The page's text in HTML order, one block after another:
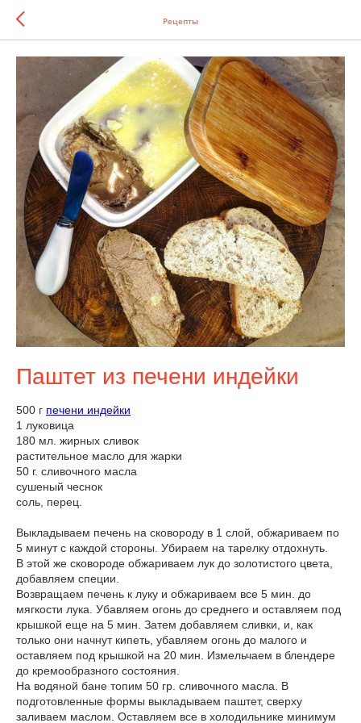
Рецепты
Паштет из печени индейки
500 г печени индейки
1 луковица
180 мл. жирных сливок
растительное масло для жарки
50 г. сливочного масла
сушеный чеснок
соль, перец.
Выкладываем печень на сковороду в 1 слой, обжариваем по
5 минут с каждой стороны. Убираем на тарелку отдохнуть.
В этой же сковороде обжариваем лук до золотистого цвета,
добавляем специи.
Возвращаем печень к луку и обжариваем все 5 мин. до
мягкости лука. Убавляем огонь до среднего и оставляем под
крышкой еще на 5 мин. Затем добавляем сливки, и, как
только они начнут кипеть, убавляем огонь до малого и
оставляем под крышкой на 20 мин. Измельчаем в блендере
до кремообразного состояния.
На водяной бане топим 50 гр. сливочного масла. В
подготовленные формы выкладываем паштет, сверху
заливаем маслом. Оставляем все в холодильнике минимум